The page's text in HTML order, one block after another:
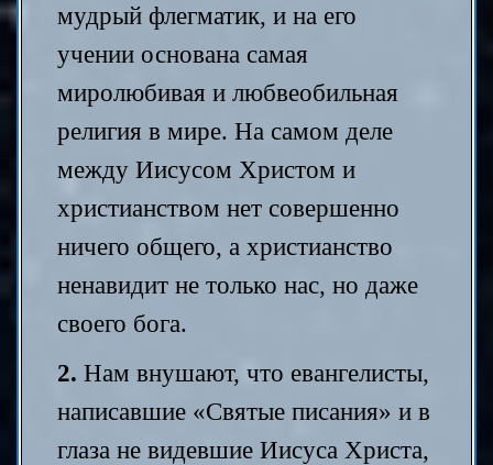
мудрый флегматик, и на его
учении основана самая
миролюбивая и любвеобильная
религия в мире. На самом деле
между Иисусом Христом и
христианством нет совершенно
ничего общего, а христианство
ненавидит не только нас, но даже
своего бога.
2. Нам внушают, что евангелисты,
написавшие «Святые писания» и в
глаза не видевшие Иисуса Христа,